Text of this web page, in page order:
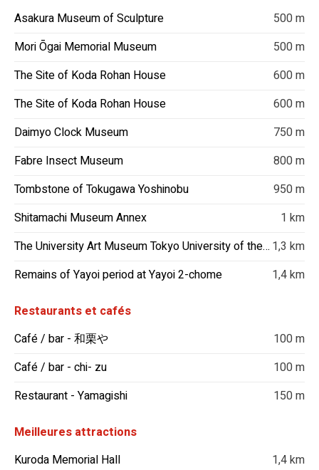
Asakura Museum of Sculpture
500 m
Mori Ōgai Memorial Museum
500 m
The Site of Koda Rohan House
600 m
The Site of Koda Rohan House
600 m
Daimyo Clock Museum
750 m
Fabre Insect Museum
800 m
Tombstone of Tokugawa Yoshinobu
950 m
Shitamachi Museum Annex
1 km
The University Art Museum Tokyo University of the Arts 1,3 km
Remains of Yayoi period at Yayoi 2-chome
1,4 km
Restaurants et cafés
Café / bar - 和栗や
100 m
Café / bar - chi- zu
100 m
Restaurant - Yamagishi
150 m
Meilleures attractions
Kuroda Memorial Hall
1,4 km